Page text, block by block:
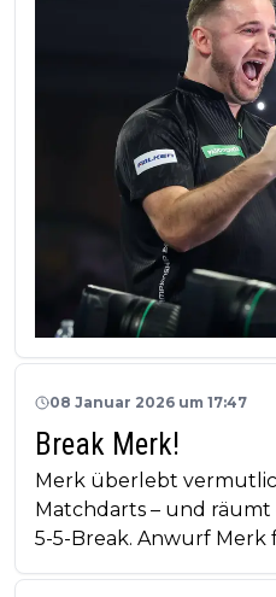
08 Januar 2026 um 17:47
Break Merk!
Merk überlebt
Matchdarts – und
5-5-Break. Anwurf Merk